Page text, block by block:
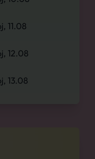
11.08
12.08
13.08